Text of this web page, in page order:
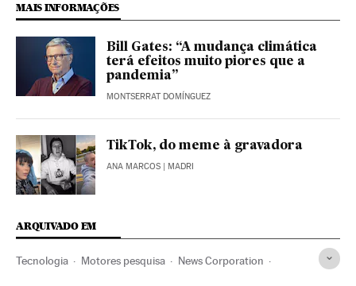
MAIS INFORMAÇÕES
Bill Gates: “A mudança climática
terá efeitos muito piores que a
pandemia”
MONTSERRAT DOMÍNGUEZ
TikTok, do meme à gravadora
ANA MARCOS | MADRI
ARQUIVADO EM
Tecnologia Motores pesquisa News Corporation